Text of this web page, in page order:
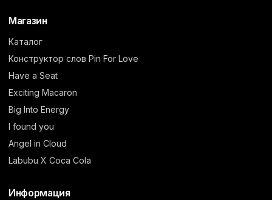
Магазин
Каталог
Конструктор слов Pin For Love
Have a Seat
Exciting Macaron
Big Into Energy
I found you
Angel in Cloud
Labubu X Coca Cola
Информация